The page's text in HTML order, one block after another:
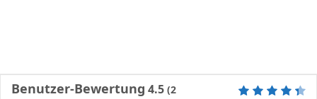
Benutzer-Bewertung 4.5 (2